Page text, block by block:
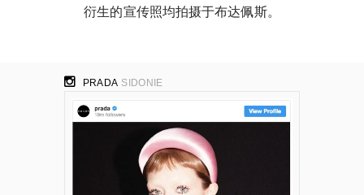
衍生的宣传照均拍摄于布达佩斯。
PRADA SIDONIE